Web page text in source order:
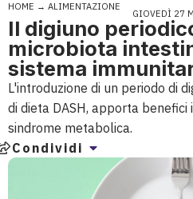
HOME → ALIMENTAZIONE
GIOVEDÌ 27
Il digiuno
microbiota
sistema
L'introduzione di un periodo di
di dieta DASH, apporta
sindrome metabolica.
Condividi